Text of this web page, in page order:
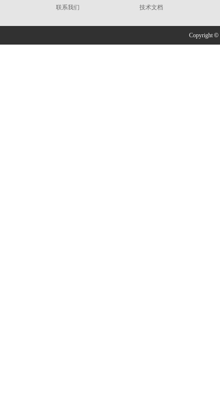
联系我们
技术文档
Copyright ©